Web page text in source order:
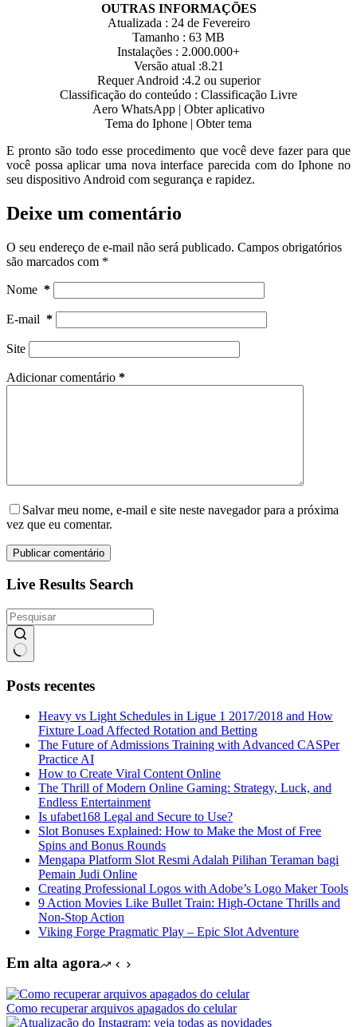
OUTRAS INFORMAÇÕES
Atualizada : 24 de Fevereiro
Tamanho : 63 MB
Instalações : 2.000.000+
Versão atual :8.21
Requer Android :4.2 ou superior
Classificação do conteúdo : Classificação Livre
Aero WhatsApp | Obter aplicativo
Tema do Iphone | Obter tema
E pronto são todo esse procedimento que você deve fazer para que
você possa aplicar uma nova interface parecida com do Iphone no
seu dispositivo Android com segurança e rapidez.
Deixe um comentário
O seu endereço de e-mail não será publicado. Campos obrigatórios
são marcados com *
Nome *
E-mail *
Site
Adicionar comentário *
Salvar meu nome, e-mail e site neste navegador para a próxima
vez que eu comentar.
Publicar comentário
Live Results Search
resultados
Posts recentes
Heavy vs Light Schedules in Ligue 1 2017/2018 and How
Fixture Load Affected Rotation and Betting
The Future of Admissions Training with Advanced CASPer
Practice AI
How to Create Viral Content Online
The Thrill of Modern Online Gaming: Strategy, Luck, and
Endless Entertainment
Is ufabet168 Legal and Secure to Use?
Slot Bonuses Explained: How to Make the Most of Free
Spins and Bonus Rounds
Mengapa Platform Slot Resmi Adalah Pilihan Teraman bagi
Pemain Judi Online
Creating Professional Logos with Adobe’s Logo Maker Tools
9 Action Movies Like Bullet Train: High-Octane Thrills and
Non-Stop Action
Viking Forge Pragmatic Play – Epic Slot Adventure
Em alta agora
Como recuperar arquivos apagados do celular